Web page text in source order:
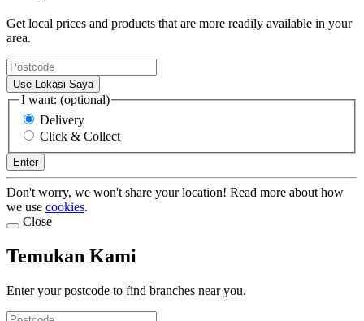
Get local prices and products that are more readily available in your
area.
Use Lokasi Saya
I want: (optional)
Delivery
Click & Collect
Enter
Don't worry, we won't share your location! Read more about how
we use cookies.
Close
Temukan Kami
Enter your postcode to find branches near you.